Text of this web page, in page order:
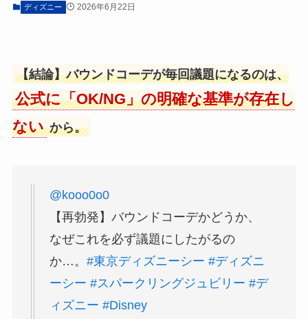
ディズニー 2026年6月22日
【結論】バウンドコーデが毎回議題になるのは、
公式に「OK/NG」の明確な基準が存在し
ない から。
@kooo0o0
【再勃発】バウンドコーデかどうか、
なぜこれを必ず議題にしたがるの
か…。 #東京ディズニーシー #ディズニ
ーシー #スパークリングジュビリー #デ
ィズニー #Disney